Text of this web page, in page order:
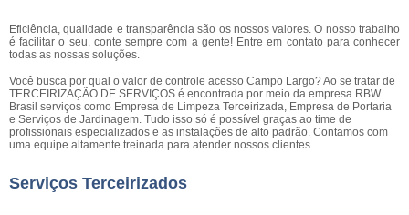
Eficiência, qualidade e transparência são os nossos valores. O nosso trabalho
é facilitar o seu, conte sempre com a gente! Entre em contato para conhecer
todas as nossas soluções.
Você busca por qual o valor de controle acesso Campo Largo? Ao se tratar de
TERCEIRIZAÇÃO DE SERVIÇOS é encontrada por meio da empresa RBW
Brasil serviços como Empresa de Limpeza Terceirizada, Empresa de Portaria
e Serviços de Jardinagem. Tudo isso só é possível graças ao time de
profissionais especializados e as instalações de alto padrão. Contamos com
uma equipe altamente treinada para atender nossos clientes.
Serviços Terceirizados